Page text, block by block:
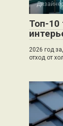
Топ-10
2026 год
отход от